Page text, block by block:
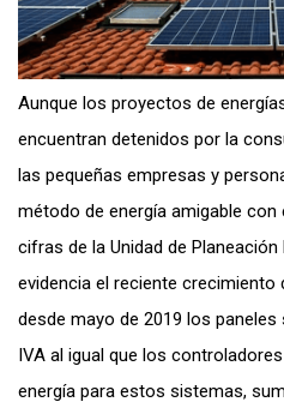
Aunque los proyectos de
encuentran detenidos por la
las pequeñas empresas y
método de energía amigable con
cifras de la Unidad de
evidencia el reciente
desde mayo de 2019 los
IVA al igual que los
energía para estos sistemas,